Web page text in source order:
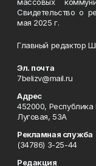
Свидетельство о
мая 2025 г.
Главный редактор
Эл. почта
7belizv@mail.ru
Адрес
452000, Республика
Луговая, 53А
Рекламная служба
(34786) 3-25-44
Редакция